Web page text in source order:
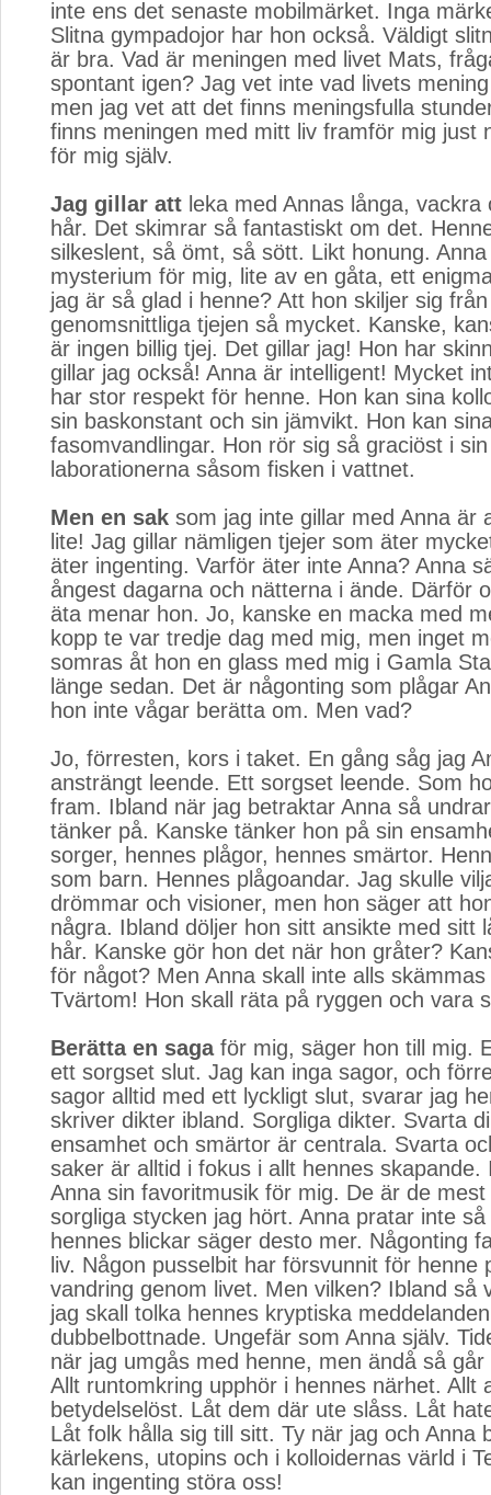
inte ens det senaste mobilmärket. Inga
Slitna gympadojor har hon också. Väldigt
är bra. Vad är meningen med livet Mats,
spontant igen? Jag vet inte vad livets
men jag vet att det finns meningsfulla
finns meningen med mitt liv framför mig just
för mig själv.
Jag gillar att leka med Annas långa, vackra
hår. Det skimrar så fantastiskt om det.
silkeslent, så ömt, så sött. Likt honung.
mysterium för mig, lite av en gåta, ett
jag är så glad i henne? Att hon skiljer sig
genomsnittliga tjejen så mycket. Kanske,
är ingen billig tjej. Det gillar jag! Hon har
gillar jag också! Anna är intelligent! Mycket
har stor respekt för henne. Hon kan sina
sin baskonstant och sin jämvikt. Hon kan
fasomvandlingar. Hon rör sig så graciöst i
laborationerna såsom fisken i vattnet.
Men en sak som jag inte gillar med Anna är
lite! Jag gillar nämligen tjejer som äter
äter ingenting. Varför äter inte Anna? Anna
ångest dagarna och nätterna i ände. Därför
äta menar hon. Jo, kanske en macka med
kopp te var tredje dag med mig, men inget
somras åt hon en glass med mig i Gamla
länge sedan. Det är någonting som plågar
hon inte vågar berätta om. Men vad?
Jo, förresten, kors i taket. En gång såg jag
ansträngt leende. Ett sorgset leende. Som
fram. Ibland när jag betraktar Anna så
tänker på. Kanske tänker hon på sin
sorger, hennes plågor, hennes smärtor.
som barn. Hennes plågoandar. Jag skulle
drömmar och visioner, men hon säger att
några. Ibland döljer hon sitt ansikte med sitt
hår. Kanske gör hon det när hon gråter?
för något? Men Anna skall inte alls
Tvärtom! Hon skall räta på ryggen och vara
Berätta en sagaför mig, säger hon till mig.
ett sorgset slut. Jag kan inga sagor, och
sagor alltid med ett lyckligt slut, svarar jag
skriver dikter ibland. Sorgliga dikter. Svarta
ensamhet och smärtor är centrala. Svarta
saker är alltid i fokus i allt hennes skapande.
Anna sin favoritmusik för mig. De är de
sorgliga stycken jag hört. Anna pratar inte
hennes blickar säger desto mer. Någonting
liv. Någon pusselbit har försvunnit för henne
vandring genom livet. Men vilken? Ibland så
jag skall tolka hennes kryptiska
dubbelbottnade. Ungefär som Anna själv.
när jag umgås med henne, men ändå så
Allt runtomkring upphör i hennes närhet. Allt
betydelselöst. Låt dem där ute slåss. Låt
Låt folk hålla sig till sitt. Ty när jag och Anna
kärlekens, utopins och i kolloidernas värld i
kan ingenting störa oss!